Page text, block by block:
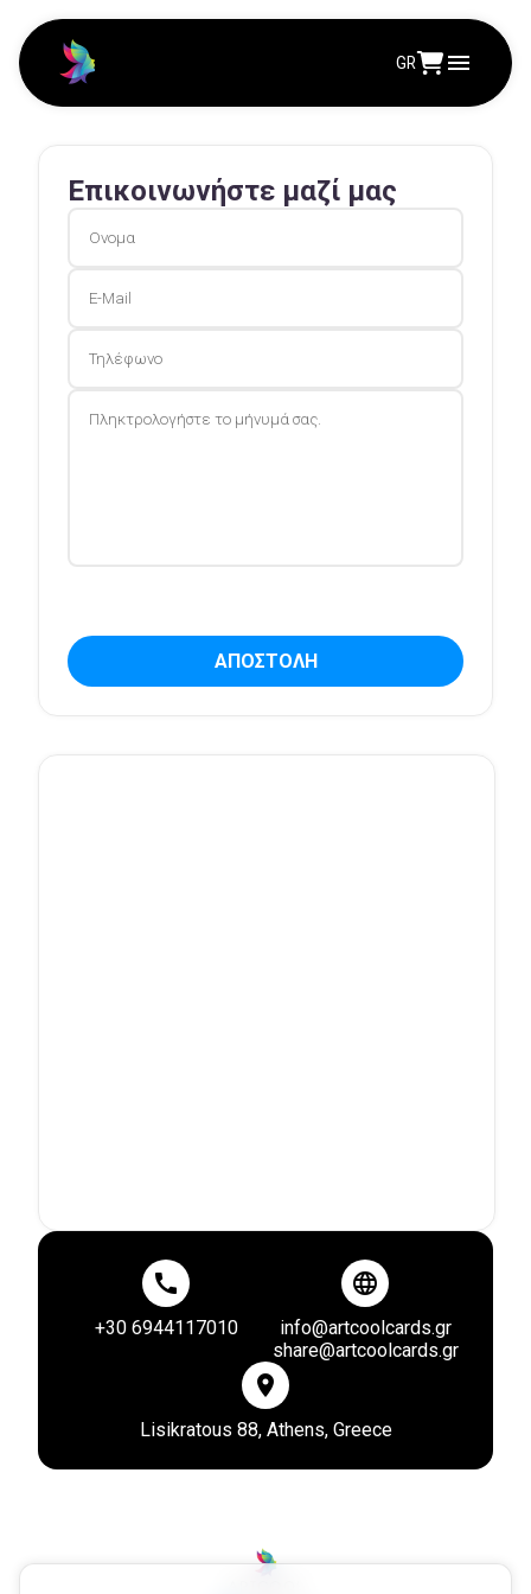
GR
Επικοινωνήστε μαζί μας
ΑΠΟΣΤΟΛΗ
call
+30 6944117010
language
info@artcoolcards.gr
share@artcoolcards.gr
location_on
Lisikratous 88, Athens, Greece